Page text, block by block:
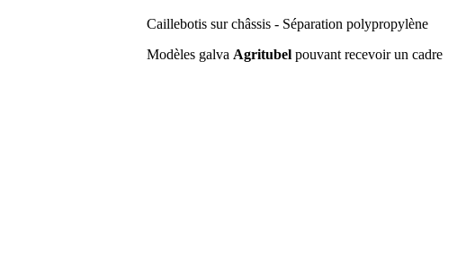
Caillebotis sur châssis - Séparation polypropylène
Modèles galva Agritubel pouvant recevoir un cadre